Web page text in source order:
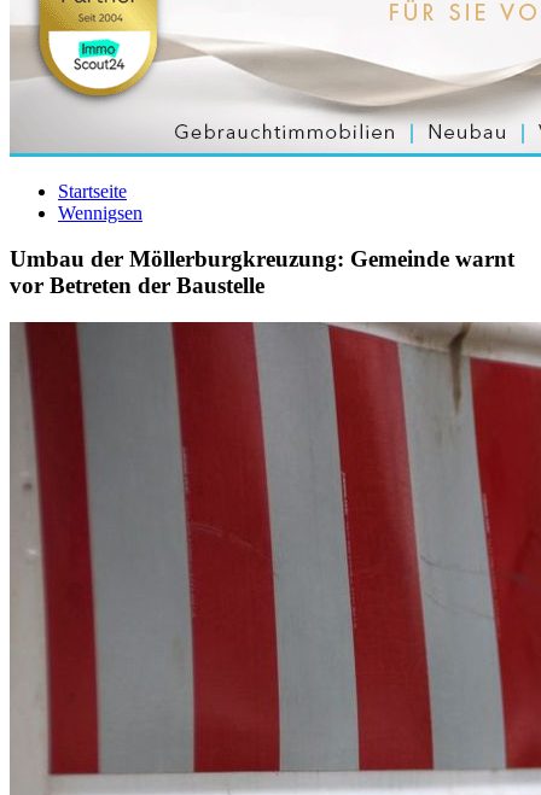
Startseite
Wennigsen
Umbau der Möllerburgkreuzung: Gemeinde warnt
vor Betreten der Baustelle